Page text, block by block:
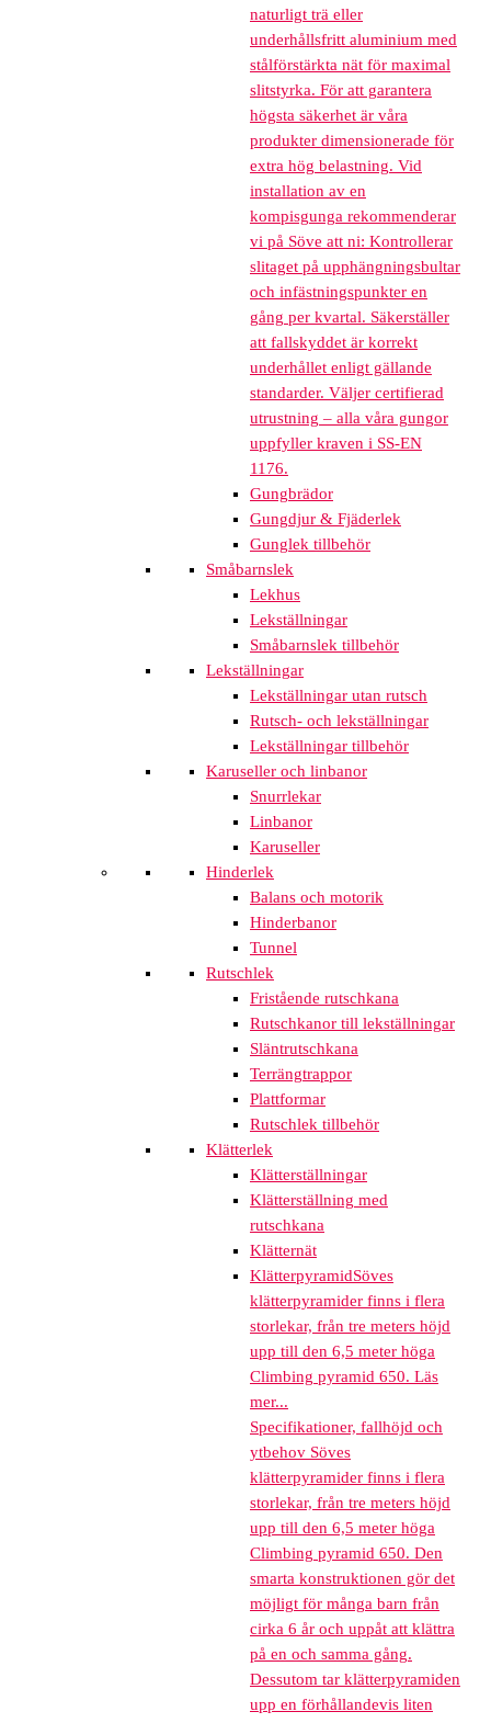
naturligt trä eller
underhållsfritt aluminium med
stålförstärkta nät för maximal
slitstyrka. För att garantera
högsta säkerhet är våra
produkter dimensionerade för
extra hög belastning. Vid
installation av en
kompisgunga rekommenderar
vi på Söve att ni: Kontrollerar
slitaget på upphängningsbultar
och infästningspunkter en
gång per kvartal. Säkerställer
att fallskyddet är korrekt
underhållet enligt gällande
standarder. Väljer certifierad
utrustning – alla våra gungor
uppfyller kraven i SS-EN
1176.
Gungbrädor
Gungdjur & Fjäderlek
Gunglek tillbehör
Småbarnslek
Lekhus
Lekställningar
Småbarnslek tillbehör
Lekställningar
Lekställningar utan rutsch
Rutsch- och lekställningar
Lekställningar tillbehör
Karuseller och linbanor
Snurrlekar
Linbanor
Karuseller
Hinderlek
Balans och motorik
Hinderbanor
Tunnel
Rutschlek
Fristående rutschkana
Rutschkanor till lekställningar
Släntrutschkana
Terrängtrappor
Plattformar
Rutschlek tillbehör
Klätterlek
Klätterställningar
Klätterställning med
rutschkana
Klätternät
KlätterpyramidSöves
klätterpyramider finns i flera
storlekar, från tre meters höjd
upp till den 6,5 meter höga
Climbing pyramid 650. Läs
mer...
Specifikationer, fallhöjd och
ytbehov Söves
klätterpyramider finns i flera
storlekar, från tre meters höjd
upp till den 6,5 meter höga
Climbing pyramid 650. Den
smarta konstruktionen gör det
möjligt för många barn från
cirka 6 år och uppåt att klättra
på en och samma gång.
Dessutom tar klätterpyramiden
upp en förhållandevis liten